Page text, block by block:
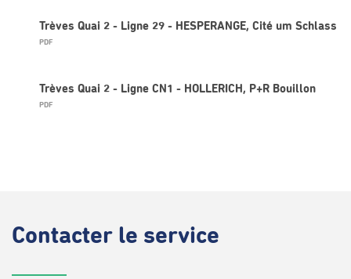
Trèves Quai 2 - Ligne 29 - HESPERANGE, Cité um Schlass
PDF
Trèves Quai 2 - Ligne CN1 - HOLLERICH, P+R Bouillon
PDF
Contacter le service